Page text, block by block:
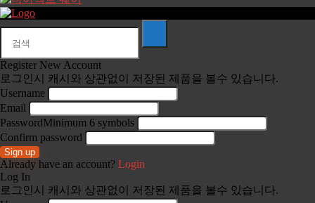
Register New Account
로그인시 캐시와 상관없이 저장된 제품을 볼수 있습니다.
Username
Email
PasswordMinimum 6 symbols
Confirm password
Sign up
Already have an account? Login
Log In
로그인시 캐시와 상관없이 저장된 제품을 볼수 있습니다.